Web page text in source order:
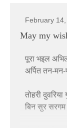
धन बानी
रिद्धि और
गुरु जी के
धन बानी
तोहरा बिना
बाटे एगो
तोहरा दासन
February
May my
पूरा भइल
अर्पित तन-मन-
तोहरी
बिन सुर सरगम